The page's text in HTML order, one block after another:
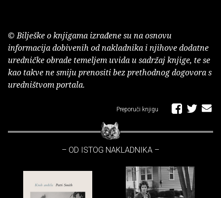
© Bilješke o knjigama izrađene su na osnovu
informacija dobivenih od nakladnika i njihove dodatne
uredničke obrade temeljem uvida u sadržaj knjige, te se
kao takve ne smiju prenositi bez prethodnog dogovora s
uredništvom portala.
Preporuči knjigu
– OD ISTOG NAKLADNIKA –